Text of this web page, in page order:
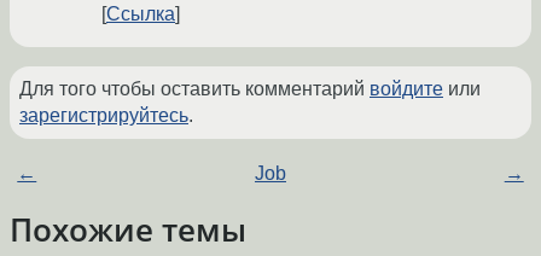
Ссылка
Для того чтобы оставить комментарий войдите или
зарегистрируйтесь.
← Job →
Похожие темы